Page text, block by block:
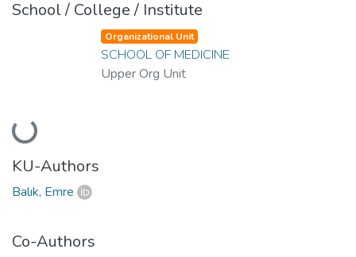
School / College / Institute
Loading...
Organizational Unit
SCHOOL OF MEDICINE
Upper Org Unit
KU-Authors
Balık, Emre
Co-Authors